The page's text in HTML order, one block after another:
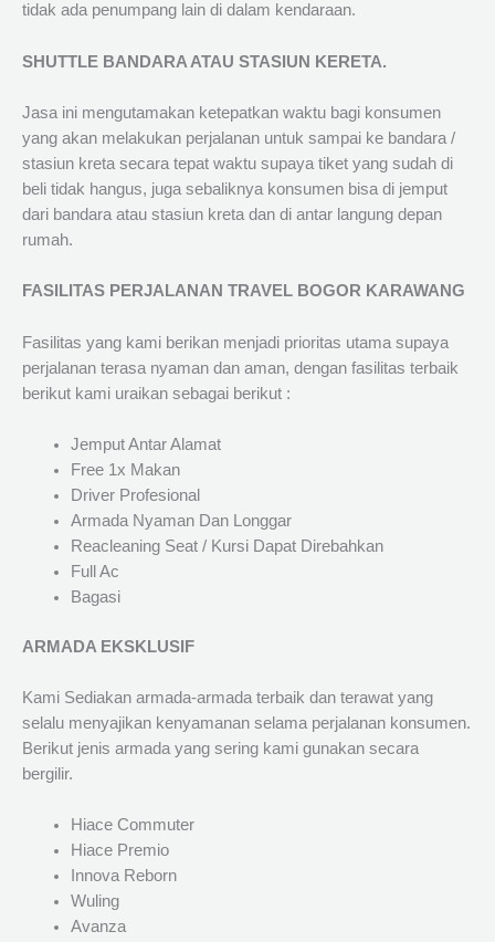
tidak ada penumpang lain di dalam kendaraan.
SHUTTLE BANDARA ATAU STASIUN KERETA.
Jasa ini mengutamakan ketepatkan waktu bagi konsumen
yang akan melakukan perjalanan untuk sampai ke bandara /
stasiun kreta secara tepat waktu supaya tiket yang sudah di
beli tidak hangus, juga sebaliknya konsumen bisa di jemput
dari bandara atau stasiun kreta dan di antar langung depan
rumah.
FASILITAS PERJALANAN TRAVEL BOGOR KARAWANG
Fasilitas yang kami berikan menjadi prioritas utama supaya
perjalanan terasa nyaman dan aman, dengan fasilitas terbaik
berikut kami uraikan sebagai berikut :
Jemput Antar Alamat
Free 1x Makan
Driver Profesional
Armada Nyaman Dan Longgar
Reacleaning Seat / Kursi Dapat Direbahkan
Full Ac
Bagasi
ARMADA EKSKLUSIF
Kami Sediakan armada-armada terbaik dan terawat yang
selalu menyajikan kenyamanan selama perjalanan konsumen.
Berikut jenis armada yang sering kami gunakan secara
bergilir.
Hiace Commuter
Hiace Premio
Innova Reborn
Wuling
Avanza